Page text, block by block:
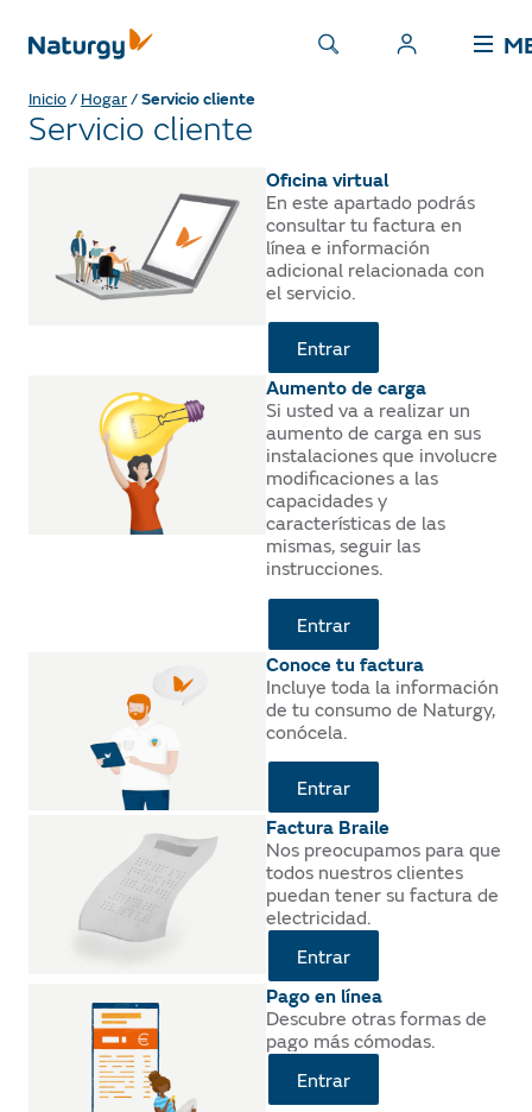
Inicio/ Hogar/Servicio cliente
Servicio cliente
Oficina virtual
En este apartado podrás
consultar tu factura en
línea e información
adicional relacionada con
el servicio.
Entrar
Aumento de carga
Si usted va a realizar un
aumento de carga en sus
instalaciones que involucre
modificaciones a las
capacidades y
características de las
mismas, seguir las
instrucciones.
Entrar
Conoce tu factura
Incluye toda la información
de tu consumo de Naturgy,
conócela.
Entrar
Factura Braile
Nos preocupamos para que
todos nuestros clientes
puedan tener su factura de
electricidad.
Entrar
Pago en línea
Descubre otras formas de
pago más cómodas.
Entrar